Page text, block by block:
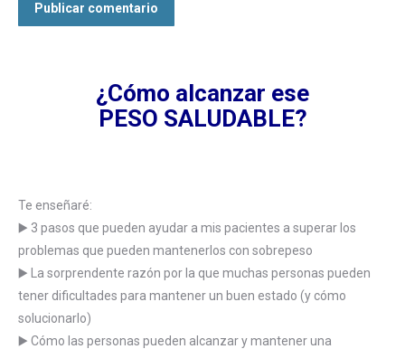
Publicar comentario
¿Cómo alcanzar ese
PESO SALUDABLE?
Te enseñaré:
▶️ 3 pasos que pueden ayudar a mis pacientes a superar los
problemas que pueden mantenerlos con sobrepeso
▶️ La sorprendente razón por la que muchas personas pueden
tener dificultades para mantener un buen estado (y cómo
solucionarlo)
▶️ Cómo las personas pueden alcanzar y mantener una